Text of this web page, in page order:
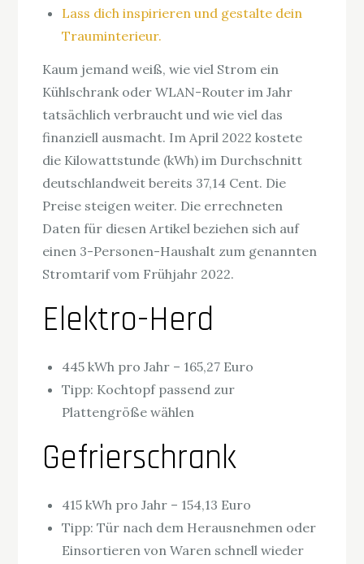
Lass dich inspirieren und gestalte dein
Trauminterieur.
Kaum jemand weiß, wie viel Strom ein
Kühlschrank oder WLAN-Router im Jahr
tatsächlich verbraucht und wie viel das
finanziell ausmacht. Im April 2022 kostete
die Kilowattstunde (kWh) im Durchschnitt
deutschlandweit bereits 37,14 Cent. Die
Preise steigen weiter. Die errechneten
Daten für diesen Artikel beziehen sich auf
einen 3-Personen-Haushalt zum genannten
Stromtarif vom Frühjahr 2022.
Elektro-Herd
445 kWh pro Jahr – 165,27 Euro
Tipp: Kochtopf passend zur
Plattengröße wählen
Gefrierschrank
415 kWh pro Jahr – 154,13 Euro
Tipp: Tür nach dem Herausnehmen oder
Einsortieren von Waren schnell wieder